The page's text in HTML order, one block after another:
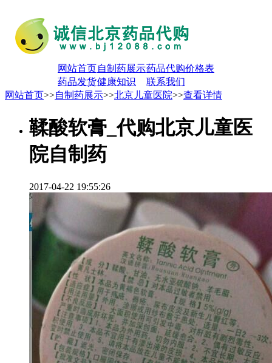
网站首页自制药展示药品代购价格表
药品发货健康知识
联系我们
网站首页>>自制药展示>>北京儿童医院>>查看详情
鞣酸软膏_代购北京儿童医
院自制药
2017-04-22 19:55:26